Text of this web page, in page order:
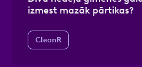
izmest mazāk pārtikas?
CleanR